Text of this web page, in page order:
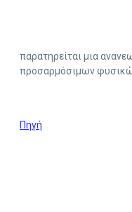
παρατηρείται μια
προσαρμόσιμων
Πηγή